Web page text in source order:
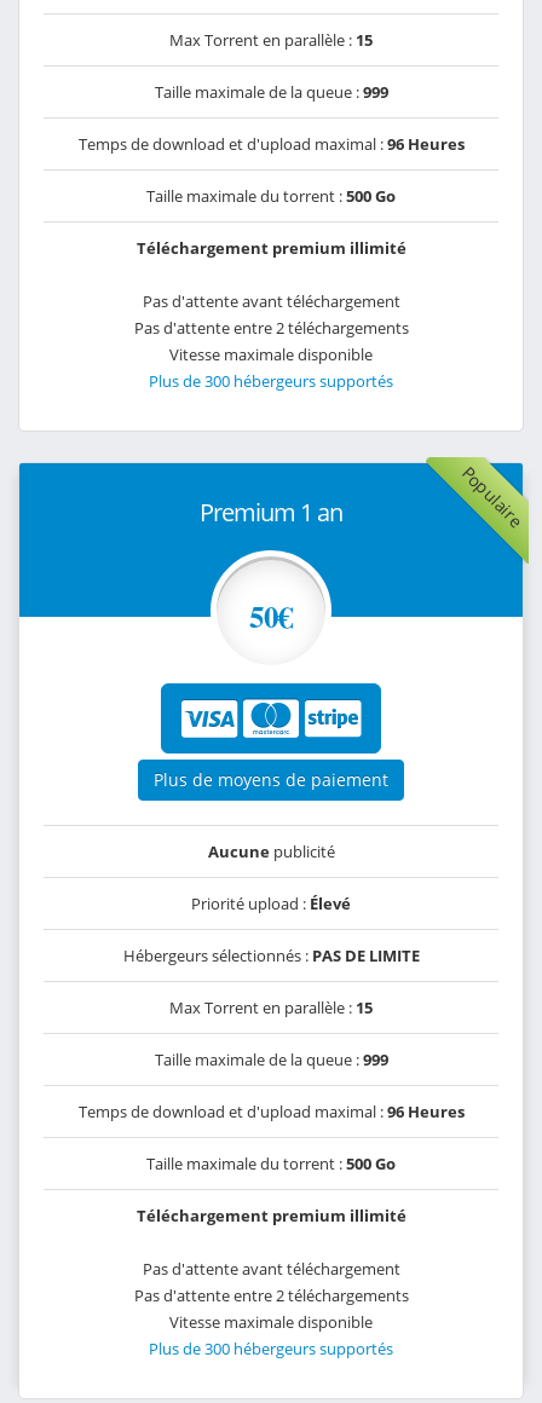
Max Torrent en parallèle : 15
Taille maximale de la queue :999
Temps de download et d'upload maximal :96 Heures
Taille maximale du torrent :500 Go
Téléchargement premium illimité
Pas d'attente avant téléchargement
Pas d'attente entre 2 téléchargements
Vitesse maximale disponible
Plus de 300 hébergeurs supportés
Populaire
Premium 1 an
50€
Plus de moyens de paiement
Aucunepublicité
Priorité upload : Élevé
Hébergeurs sélectionnés : PAS DE LIMITE
Max Torrent en parallèle : 15
Taille maximale de la queue :999
Temps de download et d'upload maximal :96 Heures
Taille maximale du torrent :500 Go
Téléchargement premium illimité
Pas d'attente avant téléchargement
Pas d'attente entre 2 téléchargements
Vitesse maximale disponible
Plus de 300 hébergeurs supportés